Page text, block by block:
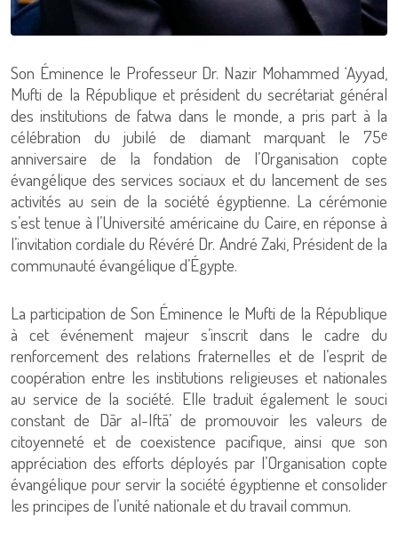
Son Éminence le Professeur Dr. Nazir Mohammed ‘Ayyad,
Mufti de la République et président du secrétariat général
des institutions de fatwa dans le monde, a pris part à la
célébration du jubilé de diamant marquant le 75ᵉ
anniversaire de la fondation de l’Organisation copte
évangélique des services sociaux et du lancement de ses
activités au sein de la société égyptienne. La cérémonie
s’est tenue à l’Université américaine du Caire, en réponse à
l’invitation cordiale du Révéré Dr. André Zaki, Président de la
communauté évangélique d’Égypte.
La participation de Son Éminence le Mufti de la République
à cet événement majeur s’inscrit dans le cadre du
renforcement des relations fraternelles et de l’esprit de
coopération entre les institutions religieuses et nationales
au service de la société. Elle traduit également le souci
constant de Dār al-Iftā’ de promouvoir les valeurs de
citoyenneté et de coexistence pacifique, ainsi que son
appréciation des efforts déployés par l’Organisation copte
évangélique pour servir la société égyptienne et consolider
les principes de l’unité nationale et du travail commun.